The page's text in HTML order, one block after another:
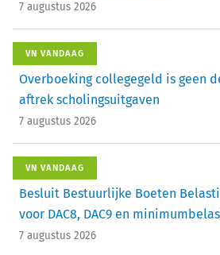
7 augustus 2026
VN VANDAAG
Overboeking collegegeld is geen
aftrek scholingsuitgaven
7 augustus 2026
VN VANDAAG
Besluit Bestuurlijke Boeten
voor DAC8, DAC9 en
7 augustus 2026